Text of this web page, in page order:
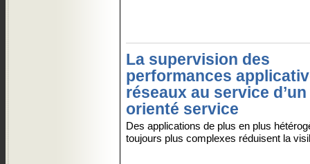
La supervision des
performances
réseaux au service d’un
orienté service
Des applications de plus en plus
toujours plus complexes réduisent la